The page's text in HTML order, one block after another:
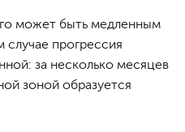
может быть медленным
прогрессия
за несколько месяцев
зоной образуется